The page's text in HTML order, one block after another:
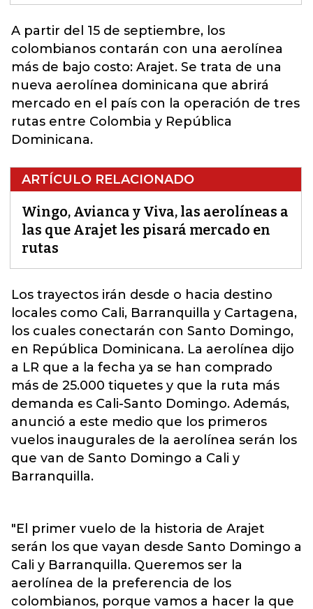
A partir del 15 de septiembre, los
colombianos contarán con una aerolínea
más de bajo costo: Arajet. Se trata de una
nueva aerolínea dominicana que abrirá
mercado en el país con la operación de tres
rutas entre Colombia y República
Dominicana.
ARTÍCULO RELACIONADO
Wingo, Avianca y Viva, las aerolíneas a
las que Arajet les pisará mercado en
rutas
Los trayectos irán desde o hacia destino
locales como Cali, Barranquilla y Cartagena,
los cuales conectarán con Santo Domingo,
en República Dominicana. La aerolínea dijo
a LR que a la fecha ya se han comprado
más de 25.000 tiquetes y que la ruta más
demanda es Cali-Santo Domingo. Además,
anunció a este medio que los primeros
vuelos inaugurales de la aerolínea serán los
que van de Santo Domingo a Cali y
Barranquilla.
"El primer vuelo de la historia de Arajet
serán los que vayan desde Santo Domingo a
Cali y Barranquilla. Queremos ser la
aerolínea de la preferencia de los
colombianos, porque vamos a hacer la que